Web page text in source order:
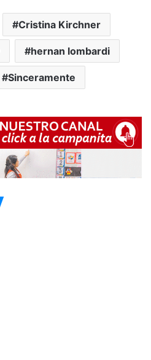
Cristina Kirchner
hernan lombardi
Sinceramente